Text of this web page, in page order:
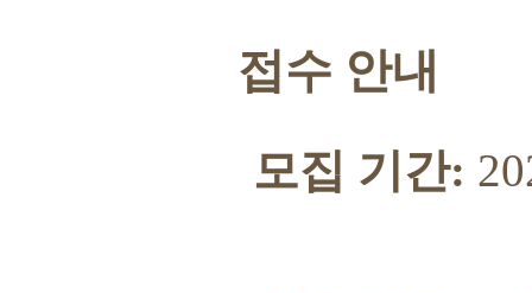
접수 안내
모집 기간: